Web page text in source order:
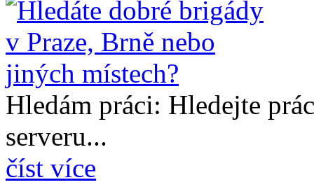
Hledám práci: Hledejte
serveru...
číst více